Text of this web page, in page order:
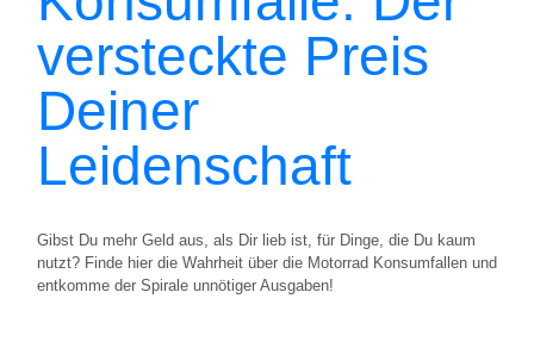
versteckte Preis
Deiner
Leidenschaft
Gibst Du mehr Geld aus, als Dir lieb ist, für Dinge, die Du kaum
nutzt? Finde hier die Wahrheit über die Motorrad Konsumfallen und
entkomme der Spirale unnötiger Ausgaben!